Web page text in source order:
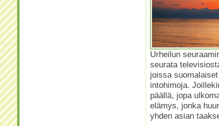
Urheilun
seurata
joissa
intohimoja.
päällä, jopa
elämys, jonka
yhden asian